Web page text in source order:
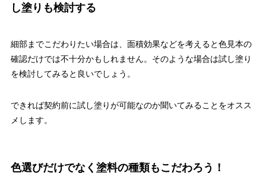
し塗りも検討する
細部までこだわりたい場合は、面積効果などを考えると色見本の
確認だけでは不十分かもしれません。そのような場合は試し塗り
を検討してみると良いでしょう。
できれば契約前に試し塗りが可能なのか聞いてみることをオスス
メします。
色選びだけでなく塗料の種類もこだわろう！